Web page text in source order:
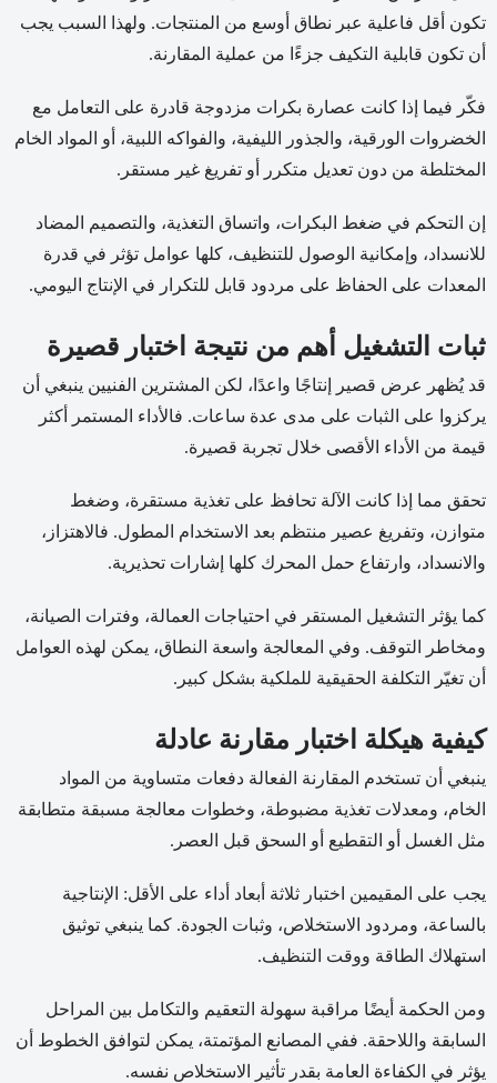
تكون أقل فاعلية عبر نطاق أوسع من المنتجات. ولهذا السبب يجب
أن تكون قابلية التكيف جزءًا من عملية المقارنة.
فكّر فيما إذا كانت عصارة بكرات مزدوجة قادرة على التعامل مع
الخضروات الورقية، والجذور الليفية، والفواكه اللبية، أو المواد الخام
المختلطة من دون تعديل متكرر أو تفريغ غير مستقر.
إن التحكم في ضغط البكرات، واتساق التغذية، والتصميم المضاد
للانسداد، وإمكانية الوصول للتنظيف، كلها عوامل تؤثر في قدرة
المعدات على الحفاظ على مردود قابل للتكرار في الإنتاج اليومي.
ثبات التشغيل أهم من نتيجة اختبار قصيرة
قد يُظهر عرض قصير إنتاجًا واعدًا، لكن المشترين الفنيين ينبغي أن
يركزوا على الثبات على مدى عدة ساعات. فالأداء المستمر أكثر
قيمة من الأداء الأقصى خلال تجربة قصيرة.
تحقق مما إذا كانت الآلة تحافظ على تغذية مستقرة، وضغط
متوازن، وتفريغ عصير منتظم بعد الاستخدام المطول. فالاهتزاز،
والانسداد، وارتفاع حمل المحرك كلها إشارات تحذيرية.
كما يؤثر التشغيل المستقر في احتياجات العمالة، وفترات الصيانة،
ومخاطر التوقف. وفي المعالجة واسعة النطاق، يمكن لهذه العوامل
أن تغيّر التكلفة الحقيقية للملكية بشكل كبير.
كيفية هيكلة اختبار مقارنة عادلة
ينبغي أن تستخدم المقارنة الفعالة دفعات متساوية من المواد
الخام، ومعدلات تغذية مضبوطة، وخطوات معالجة مسبقة متطابقة
مثل الغسل أو التقطيع أو السحق قبل العصر.
يجب على المقيمين اختبار ثلاثة أبعاد أداء على الأقل: الإنتاجية
بالساعة، ومردود الاستخلاص، وثبات الجودة. كما ينبغي توثيق
استهلاك الطاقة ووقت التنظيف.
ومن الحكمة أيضًا مراقبة سهولة التعقيم والتكامل بين المراحل
السابقة واللاحقة. ففي المصانع المؤتمتة، يمكن لتوافق الخطوط أن
يؤثر في الكفاءة العامة بقدر تأثير الاستخلاص نفسه.